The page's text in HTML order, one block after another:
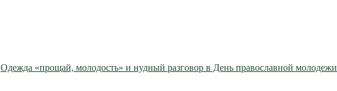
Одежда «прощай, молодость» и нудный разговор в День православной молодежи